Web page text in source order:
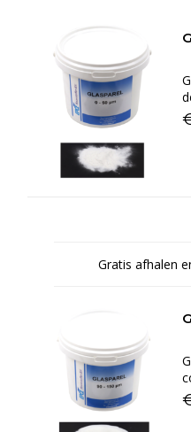
Gratis afhalen